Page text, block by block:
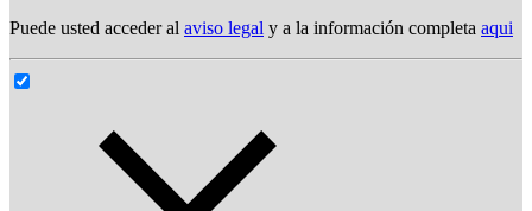
Puede usted acceder al aviso legal y a la información completa aqui